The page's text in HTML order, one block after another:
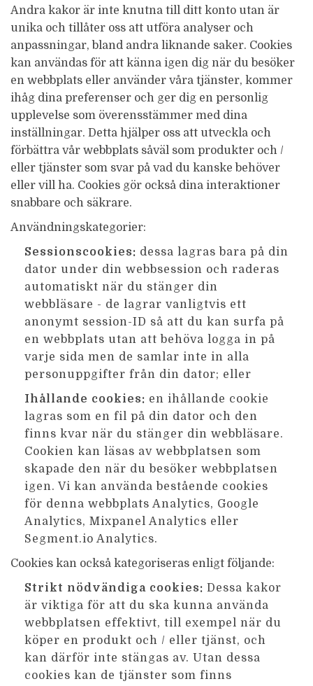
Andra kakor är inte knutna till ditt konto utan är
unika och tillåter oss att utföra analyser och
anpassningar, bland andra liknande saker. Cookies
kan användas för att känna igen dig när du besöker
en webbplats eller använder våra tjänster, kommer
ihåg dina preferenser och ger dig en personlig
upplevelse som överensstämmer med dina
inställningar. Detta hjälper oss att utveckla och
förbättra vår webbplats såväl som produkter och /
eller tjänster som svar på vad du kanske behöver
eller vill ha. Cookies gör också dina interaktioner
snabbare och säkrare.
Användningskategorier:
Sessionscookies: dessa lagras bara på din
dator under din webbsession och raderas
automatiskt när du stänger din
webbläsare - de lagrar vanligtvis ett
anonymt session-ID så att du kan surfa på
en webbplats utan att behöva logga in på
varje sida men de samlar inte in alla
personuppgifter från din dator; eller
Ihållande cookies: en ihållande cookie
lagras som en fil på din dator och den
finns kvar när du stänger din webbläsare.
Cookien kan läsas av webbplatsen som
skapade den när du besöker webbplatsen
igen. Vi kan använda bestående cookies
för denna webbplats Analytics, Google
Analytics, Mixpanel Analytics eller
Segment.io Analytics.
Cookies kan också kategoriseras enligt följande:
Strikt nödvändiga cookies: Dessa kakor
är viktiga för att du ska kunna använda
webbplatsen effektivt, till exempel när du
köper en produkt och / eller tjänst, och
kan därför inte stängas av. Utan dessa
cookies kan de tjänster som finns